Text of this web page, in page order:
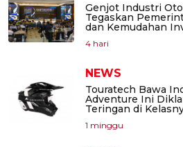
Genjot Industri
Tegaskan
dan Kemudahan
4 hari
NEWS
Touratech Bawa
Adventure Ini
Teringan di
1 minggu